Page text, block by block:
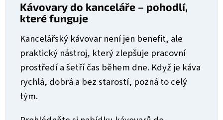
Kávovary do kanceláře – pohodlí,
které funguje
Kancelářský kávovar není jen benefit, ale
praktický nástroj, který zlepšuje pracovní
prostředí a šetří čas během dne. Když je káva
rychlá, dobrá a bez starostí, pozná to celý
tým.